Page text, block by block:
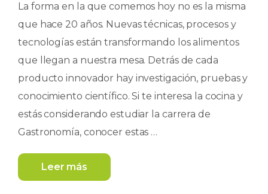
La forma en la que comemos hoy no es la misma
que hace 20 años. Nuevas técnicas, procesos y
tecnologías están transformando los alimentos
que llegan a nuestra mesa. Detrás de cada
producto innovador hay investigación, pruebas y
conocimiento científico. Si te interesa la cocina y
estás considerando estudiar la carrera de
Gastronomía, conocer estas …
Leer más